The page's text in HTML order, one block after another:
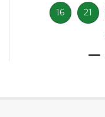
16 21